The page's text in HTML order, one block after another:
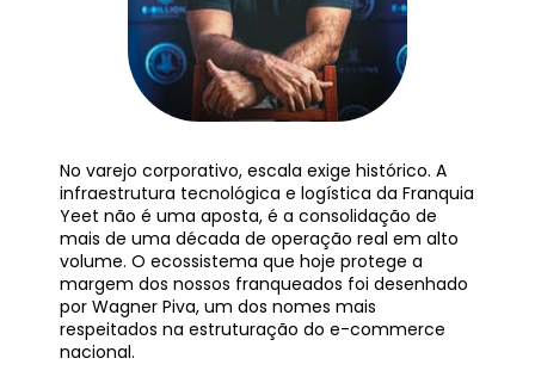
No varejo corporativo, escala exige histórico. A
infraestrutura tecnológica e logística da Franquia
Yeet não é uma aposta, é a consolidação de
mais de uma década de operação real em alto
volume. O ecossistema que hoje protege a
margem dos nossos franqueados foi desenhado
por Wagner Piva, um dos nomes mais
respeitados na estruturação do e-commerce
nacional.